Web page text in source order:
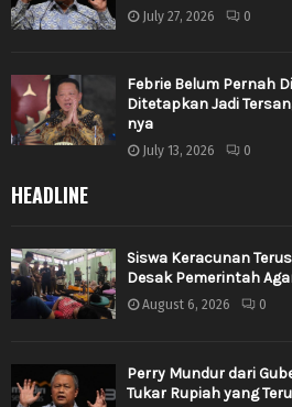
July 27, 2026 0
Febrie Belum Pernah
Ditetapkan Jadi
nya
July 13, 2026 0
HEADLINE
Siswa Keracunan
Desak Pemerintah
August 6, 2026 0
Perry Mundur dari
Tukar Rupiah yang